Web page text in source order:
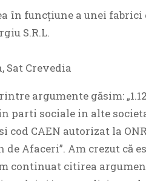
în funcțiune a unei fabrici
S.R.L.
Sat Crevedia
argumente găsim: „1.12
sociale in alte
CAEN autorizat la
Afaceri”. Am crezut că
continuat citirea